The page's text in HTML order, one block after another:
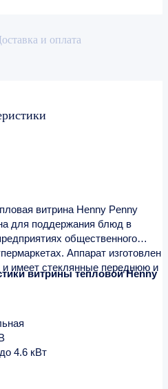
и оплата
витрина Henny Penny
для поддержания блюд в
общественного
Аппарат изготовлен
имеет стеклянные переднюю и
витрины тепловой Henny
4.6 кВт